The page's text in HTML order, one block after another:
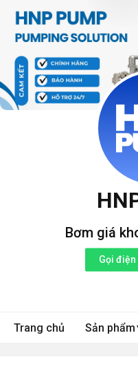
qua
dung
Bơm giá
Gọi điện
Trang chủ Sản phẩm